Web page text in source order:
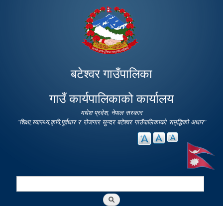
main
content
बटेश्वर गाउँपालिका
गाउँ कार्यपालिकाको कार्यालय
मधेश प्रदेश, नेपाल सरकार
"शिक्षा,स्वास्थ्य,कृषि,पूर्वधार र रोजगार सुन्दर बटेश्वर गाउँपालिकाको समृद्धिको अधार"
Search